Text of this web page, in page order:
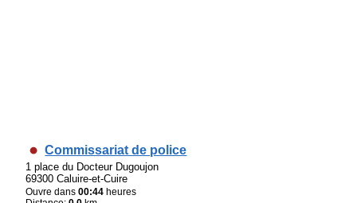
Commissariat de police
1 place du Docteur Dugoujon
69300 Caluire-et-Cuire
Ouvre dans00:44 heures